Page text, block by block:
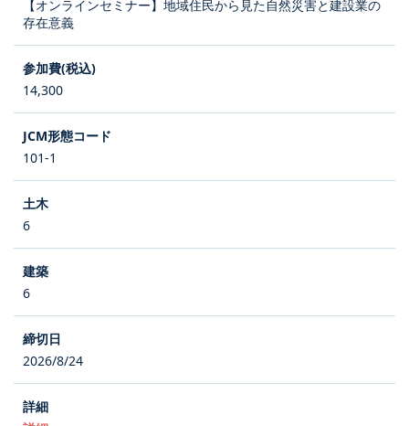
【オンラインセミナー】地域住民から見た自然災害と建設業の
存在意義
14,300
101-1
6
6
2026/8/24